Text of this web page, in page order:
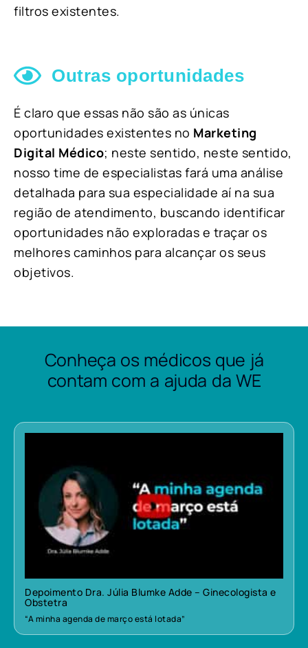
filtros existentes.
Outras oportunidades
É claro que essas não são as únicas
oportunidades existentes no Marketing
Digital Médico; neste sentido, neste sentido,
nosso time de especialistas fará uma análise
detalhada para sua especialidade aí na sua
região de atendimento, buscando identificar
oportunidades não exploradas e traçar os
melhores caminhos para alcançar os seus
objetivos.
Conheça os médicos que já
contam com a ajuda da WE
Depoimento Dra. Júlia Blumke Adde – Ginecologista e
Obstetra
“A minha agenda de março está lotada”